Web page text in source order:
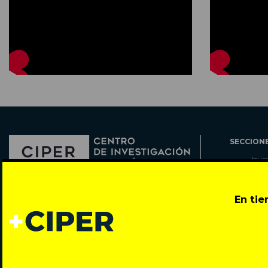
En
Todos los derechos reservados © 2007-2026